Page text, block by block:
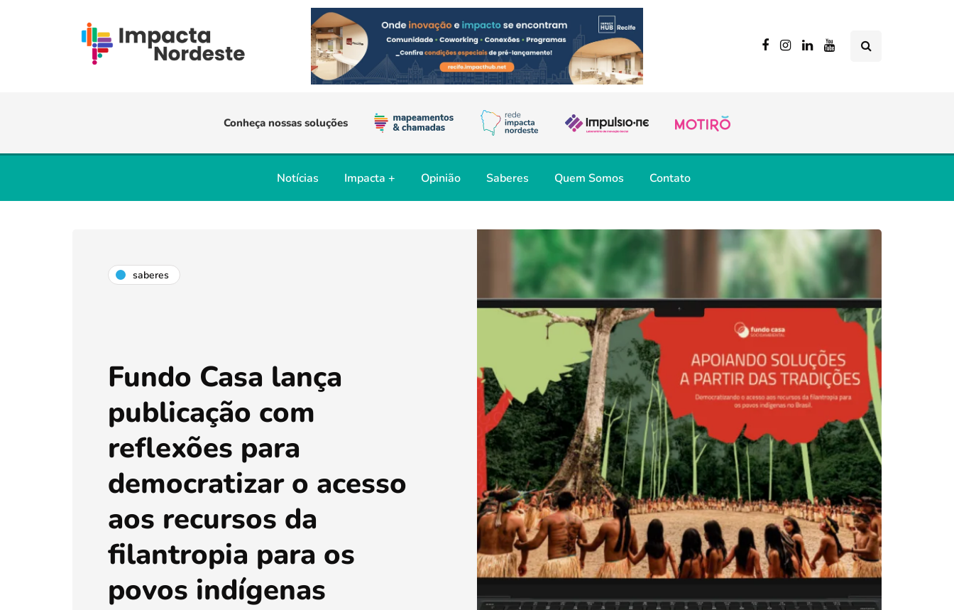
Conheça nossas soluções
Notícias Impacta + Opinião Saberes Quem Somos Contato
saberes
Fundo Casa lança
publicação com
reflexões para
democratizar o acesso
aos recursos da
filantropia para os
povos indígenas